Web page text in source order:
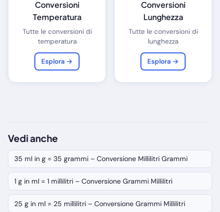
Conversioni
Temperatura
Tutte le conversioni di
temperatura
Esplora →
Conversioni
Lunghezza
Tutte le conversioni di
lunghezza
Esplora →
Vedi anche
35 ml in g = 35 grammi – Conversione Millilitri Grammi
1 g in ml = 1 millilitri – Conversione Grammi Millilitri
25 g in ml = 25 millilitri – Conversione Grammi Millilitri